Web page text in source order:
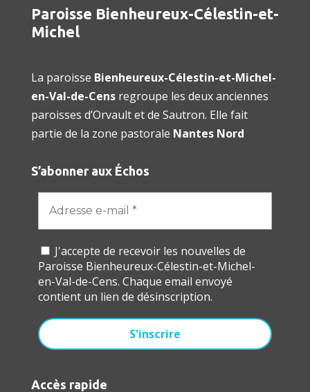
Paroisse Bienheureux-Célestin-et-
Michel
La paroisse Bienheureux-Célestin-et-Michel-
en-Val-de-Censregroupe les deux anciennes
paroisses d’Orvault et de Sautron. Elle fait
partie de la zone pastorale Nantes Nord
S’abonner aux Échos
J'accepte de recevoir les nouvelles de
Paroisse Bienheureux-Célestin-et-Michel-
en-Val-de-Cens. Chaque email envoyé
contient un lien de désinscription.
Accès rapide